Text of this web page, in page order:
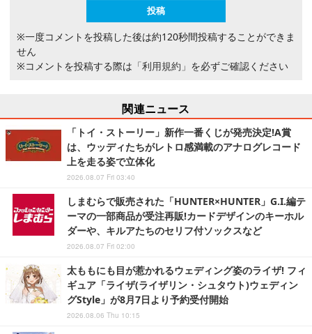
※一度コメントを投稿した後は約120秒間投稿することができま
せん
※コメントを投稿する際は 「利用規約」 を必ずご確認ください
関連ニュース
「トイ・ストーリー」新作一番くじが発売決定!A賞
は、ウッディたちがレトロ感満載のアナログレコード
上を走る姿で立体化
2026.08.07 Fri 03:40
しまむらで販売された「HUNTER×HUNTER」G.I.編テ
ーマの一部商品が受注再販!カードデザインのキーホル
ダーや、キルアたちのセリフ付ソックスなど
2026.08.07 Fri 02:00
太ももにも目が惹かれるウェディング姿のライザ! フィ
ギュア「ライザ(ライザリン・シュタウト)ウェディン
グStyle」が8月7日より予約受付開始
2026.08.06 Thu 10:15